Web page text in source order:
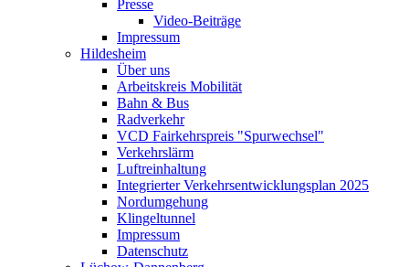
Presse
Video-Beiträge
Impressum
Hildesheim
Über uns
Arbeitskreis Mobilität
Bahn & Bus
Radverkehr
VCD Fairkehrspreis "Spurwechsel"
Verkehrslärm
Luftreinhaltung
Integrierter Verkehrsentwicklungsplan 2025
Nordumgehung
Klingeltunnel
Impressum
Datenschutz